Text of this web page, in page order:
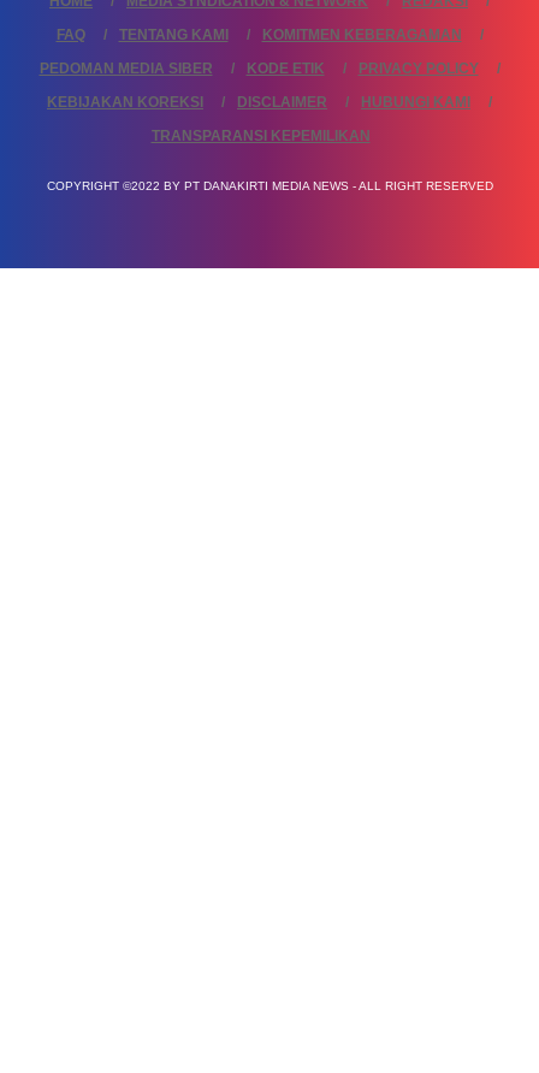
FAQ
TENTANG KAMI
KOMITMEN KEBERAGAMAN
PEDOMAN MEDIA SIBER
KODE ETIK
PRIVACY POLICY
KEBIJAKAN KOREKSI
DISCLAIMER
HUBUNGI KAMI
TRANSPARANSI KEPEMILIKAN
COPYRIGHT ©2022 BY PT DANAKIRTI MEDIA NEWS - ALL RIGHT RESERVED